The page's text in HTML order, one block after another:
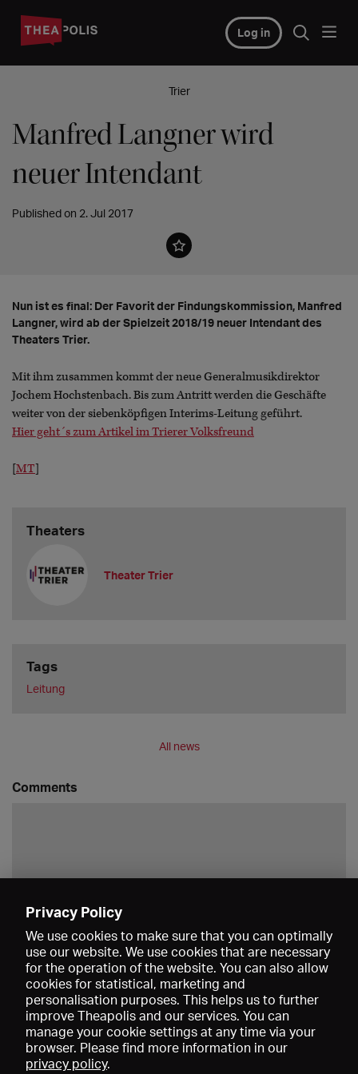
Log in
Trier
Manfred Langner wird
neuer Intendant
Published on 2. Jul 2017
Nun ist es final: Der Favorit der Findungskommission, Manfred
Langner, wird ab der Spielzeit 2018/19 neuer Intendant des
Theaters Trier.
Mit ihm zusammen kommt der neue Generalmusikdirektor
Jochem Hochstenbach. Bis zum Antritt werden die Geschäfte
weiter von der siebenköpfigen Interims-Leitung geführt.
Hier geht´s zum Artikel im Trierer Volksfreund
[MT]
Theaters
Theater Trier
Tags
Leitung
All news
Comments
Privacy Policy
We use cookies to make sure that you can optimally
use our website. We use cookies that are necessary
for the operation of the website. You can also allow
cookies for statistical, marketing and
personalisation purposes. This helps us to further
improve Theapolis and our services. You can
manage your cookie settings at any time via your
browser. Please find more information in our
privacy policy.